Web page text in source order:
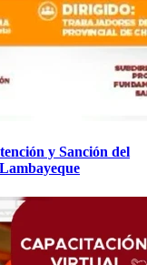
y Sanción del